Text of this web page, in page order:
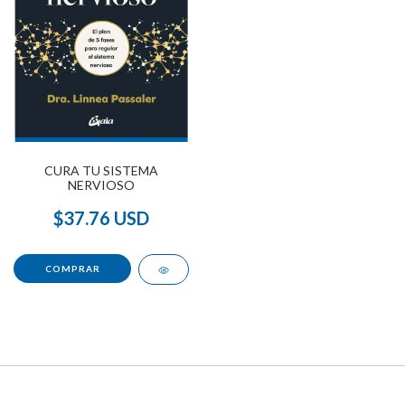
CURA TU SISTEMA
NERVIOSO
$37.76 USD